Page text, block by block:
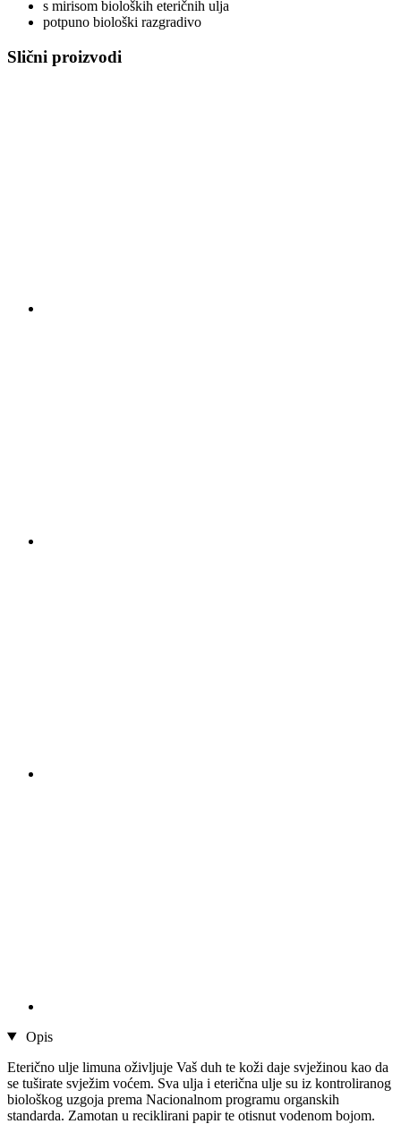
s mirisom bioloških eteričnih ulja
potpuno biološki razgradivo
Slični proizvodi
Opis
Eterično ulje limuna oživljuje Vaš duh te koži daje svježinou kao da
se tuširate svježim voćem. Sva ulja i eterična ulje su iz kontroliranog
biološkog uzgoja prema Nacionalnom programu organskih
standarda. Zamotan u reciklirani papir te otisnut vodenom bojom.